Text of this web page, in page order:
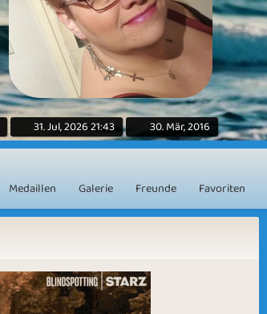
31. Jul, 2026 21:43 30. Mär, 2016
Medaillen Galerie Freunde Favoriten